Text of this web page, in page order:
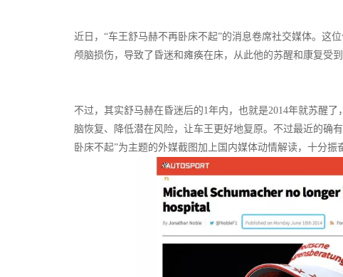
近日，“车王舒马赫不再卧床不起”的消息卷席社交媒体。这
颅脑损伤，导致了昏迷和瘫痪在床，从此他的苏醒和康复受到
不过，其实舒马赫在昏迷后的1年内，也就是2014年就苏醒
脑恢复、降低潜在风险，让车王更好地复原。不过最近的确
卧床不起”为主题的外媒截图加上国内媒体动情解读，十分振